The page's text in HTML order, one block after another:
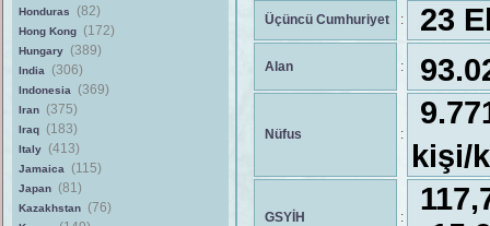
Honduras (82)
Hong Kong (172)
Hungary (389)
India (306)
Indonesia (369)
Iran (375)
Iraq (183)
Italy (413)
Jamaica (115)
Japan (81)
Kazakhstan (76)
Üçüncü Cumhuriyet : 23
Alan :
Nüfus :
kişi/
GSYİH :